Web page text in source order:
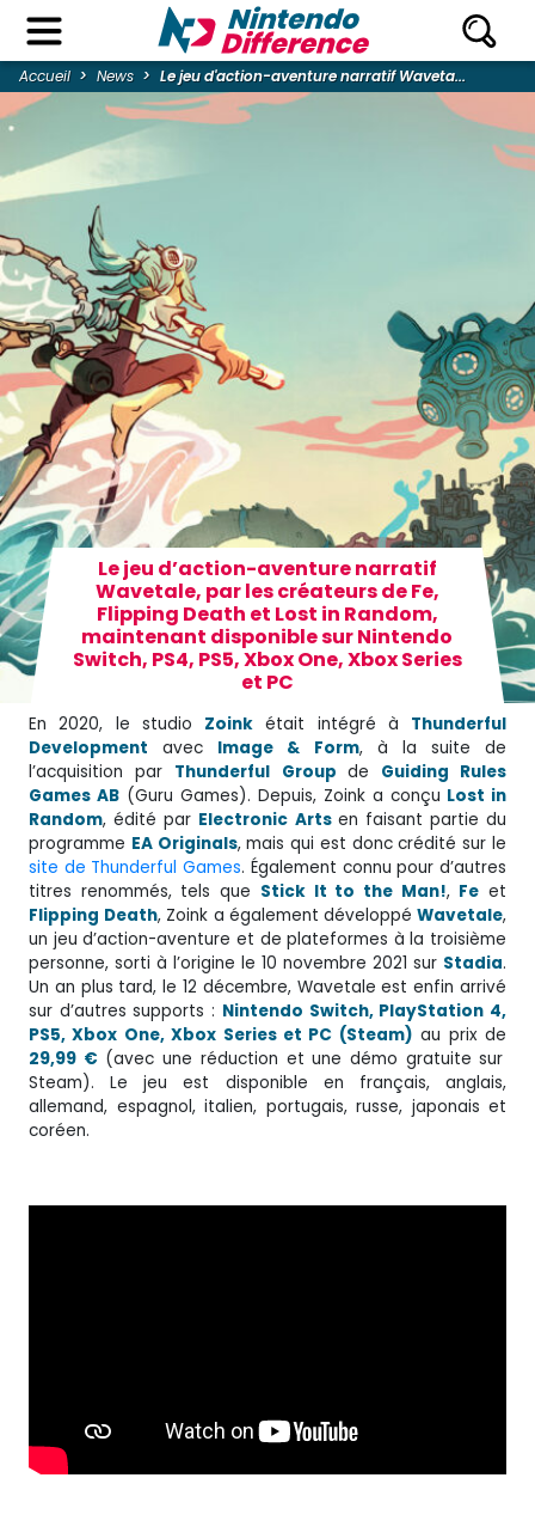
Accueil News Le jeu d'action-aventure narratif Waveta...
Le jeu d’action-aventure narratif
Wavetale, par les créateurs de Fe,
Flipping Death et Lost in Random,
maintenant disponible sur Nintendo
Switch, PS4, PS5, Xbox One, Xbox Series
et PC
En 2020, le studio Zoink était intégré à Thunderful
Development avec Image & Form, à la suite de
l’acquisition par Thunderful Group de Guiding Rules
Games AB (Guru Games). Depuis, Zoink a conçu Lost in
Random, édité par Electronic Artsen faisant partie du
programme EA Originals, mais qui est donc crédité sur le
site de Thunderful Games. Également connu pour d’autres
titres renommés, tels que Stick It to the Man!, Fe et
Flipping Death, Zoink a également développéWavetale,
un jeu d’action-aventure et de plateformes à la troisième
personne, sorti à l’origine le 10 novembre 2021 sur Stadia.
Un an plus tard, le 12 décembre, Wavetale est enfin arrivé
sur d’autres supports : Nintendo Switch, PlayStation 4,
PS5, Xbox One, Xbox Series et PC (Steam) au prix de
29,99 €(avec une réduction et une démo gratuite sur
Steam). Le jeu est disponible en français, anglais,
allemand, espagnol, italien, portugais, russe, japonais et
coréen.